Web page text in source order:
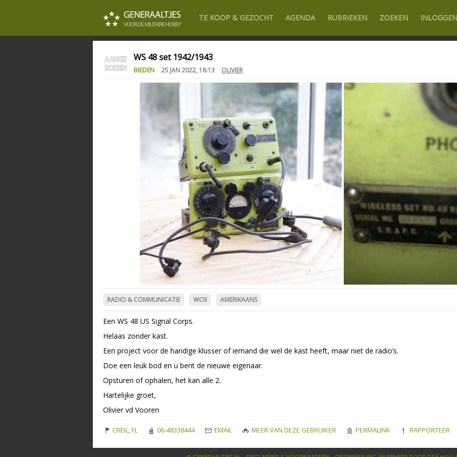
TE KOOP & GEZOCHT AGENDA RUBRIEKEN ZOEKEN INLOGGEN
WS 48 set 1942/1943
BIEDEN 25 JAN 2022, 18:13 OLIVIER
RADIO & COMMUNICATIE WOII AMERIKAANS
Een WS 48 US Signal Corps.
Helaas zonder kast.
Een project voor de handige klusser of iemand die wel de kast heeft, maar niet de radio’s.
Doe een leuk bod en u bent de nieuwe eigenaar.
Opsturen of ophalen, het kan alle 2.
Hartelijke groet,
Olivier vd Vooren
CREIL, FL 06-48338444 EMAIL MEER VAN DEZE GEBRUIKER PERMALINK RAPPORTEER